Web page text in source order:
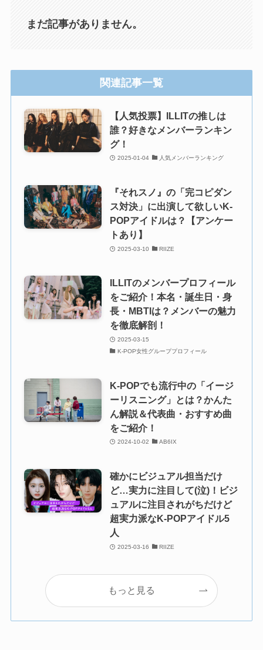
まだ記事がありません。
関連記事一覧
【人気投票】ILLITの推しは
誰？好きなメンバーランキン
グ！
2025-01-04 人気メンバーランキング
『それスノ』の「完コピダン
ス対決」に出演して欲しいK-
POPアイドルは？【アンケー
トあり】
2025-03-10 RIIZE
ILLITのメンバープロフィール
をご紹介！本名・誕生日・身
長・MBTIは？メンバーの魅力
を徹底解剖！
2025-03-15
K-POP女性グループプロフィール
K-POPでも流行中の「イージ
ーリスニング」とは？かんた
ん解説＆代表曲・おすすめ曲
をご紹介！
2024-10-02 AB6IX
確かにビジュアル担当だけ
ど…実力に注目して(泣)！ビジ
ュアルに注目されがちだけど
超実力派なK-POPアイドル5
人
2025-03-16 RIIZE
もっと見る